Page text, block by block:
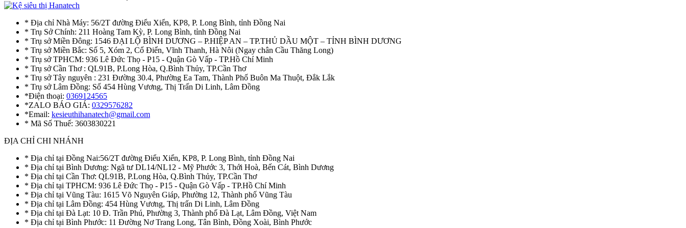
* Địa chỉ Nhà Máy: 56/2T đường Điểu Xiển, KP8, P. Long Bình, tỉnh Đồng Nai
* Trụ Sở Chính: 211 Hoàng Tam Kỳ, P. Long Bình, tỉnh Đồng Nai
* Trụ sở Miền Đông: 1546 ĐẠI LỘ BÌNH DƯƠNG – P.HIỆP AN – TP.THỦ DẦU MỘT – TỈNH BÌNH DƯƠNG
* Trụ sở Miền Bắc: Số 5, Xóm 2, Cổ Điển, Vĩnh Thanh, Hà Nôi (Ngay chân Cầu Thăng Long)
* Trụ sở TPHCM: 936 Lê Đức Thọ - P15 - Quận Gò Vấp - TP.Hồ Chí Minh
* Trụ sở Cần Thơ : QL91B, P.Long Hòa, Q.Bình Thủy, TP.Cần Thơ
* Trụ sở Tây nguyên : 231 Đường 30.4, Phường Ea Tam, Thành Phố Buôn Ma Thuột, Đắk Lắk
* Trụ sở Lâm Đồng: Số 454 Hùng Vương, Thị Trấn Di Linh, Lâm Đồng
*Điện thoại: 0369124565
*ZALO BÁO GIÁ: 0329576282
*Email: kesieuthihanatech@gmail.com
* Mã Số Thuế: 3603830221
ĐỊA CHỈ CHI NHÁNH
* Địa chỉ tại Đồng Nai:56/2T đường Điểu Xiển, KP8, P. Long Bình, tỉnh Đồng Nai
* Địa chỉ tại Bình Dương: Ngã tư DL14/NL12 - Mỹ Phước 3, Thới Hoà, Bến Cát, Bình Dương
* Địa chỉ tại Cần Thơ: QL91B, P.Long Hòa, Q.Bình Thủy, TP.Cần Thơ
* Địa chỉ tại TPHCM: 936 Lê Đức Thọ - P15 - Quận Gò Vấp - TP.Hồ Chí Minh
* Địa chỉ tại Vũng Tàu: 1615 Võ Nguyên Giáp, Phường 12, Thành phố Vũng Tàu
* Địa chỉ tại Lâm Đồng: 454 Hùng Vương, Thị trấn Di Linh, Lâm Đồng
* Địa chỉ tại Đà Lạt: 10 Đ. Trần Phú, Phường 3, Thành phố Đà Lạt, Lâm Đồng, Việt Nam
* Địa chỉ tại Bình Phước: 11 Đường Nơ Trang Long, Tân Bình, Đồng Xoài, Bình Phước